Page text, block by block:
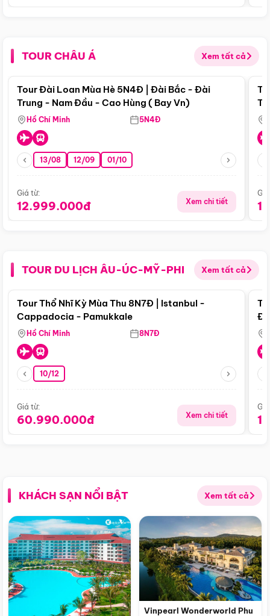
TOUR CHÂU Á Xem tất cả
Điểm nổi bật
Tour Đài Loan Mùa Hè 5N4Đ | Đài Bắc - Đài
Trung - Nam Đầu - Cao Hùng ( Bay Vn)
Hồ Chí Minh 5N4Đ
13/08 12/09 01/10
Giá từ:
12.999.000đ Xem chi tiết
TOUR DU LỊCH ÂU-ÚC-MỸ-PHI Xem tất cả
Điểm nổi bật
Tour Thổ Nhĩ Kỳ Mùa Thu 8N7Đ | Istanbul -
Cappadocia - Pamukkale
Hồ Chí Minh 8N7Đ
10/12
Giá từ:
60.990.000đ Xem chi tiết
KHÁCH SẠN NỔI BẬT Xem tất cả
Vinpearl Wonderworld Phu